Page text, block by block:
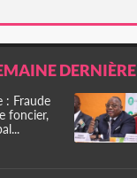
DERNIÈRE
: Fraude
foncier,